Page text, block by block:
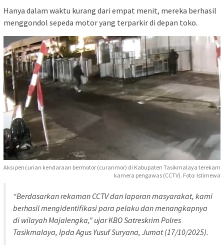
Hanya dalam waktu kurang dari empat menit, mereka berhasil
menggondol sepeda motor yang terparkir di depan toko.
Aksi pencurian kendaraan bermotor (curanmor) di Kabupaten Tasikmalaya terekam
kamera pengawas (CCTV). Foto: Istimewa
“Berdasarkan rekaman CCTV dan laporan masyarakat, kami
berhasil mengidentifikasi para pelaku dan menangkapnya
di wilayah Majalengka,” ujar KBO Satreskrim Polres
Tasikmalaya, Ipda Agus Yusuf Suryana, Jumat (17/10/2025).